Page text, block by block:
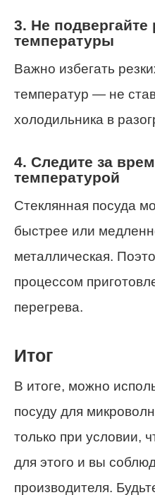
3. Не
температуры
Важно избегать
температур — не
холодильника в
4. Следите за
температурой
Стеклянная посуда
быстрее или
металлическая.
процессом
перегрева.
Итог
В итоге, можно
посуду для
только при условии,
для этого и вы
производителя.